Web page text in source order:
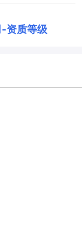
-资质等级